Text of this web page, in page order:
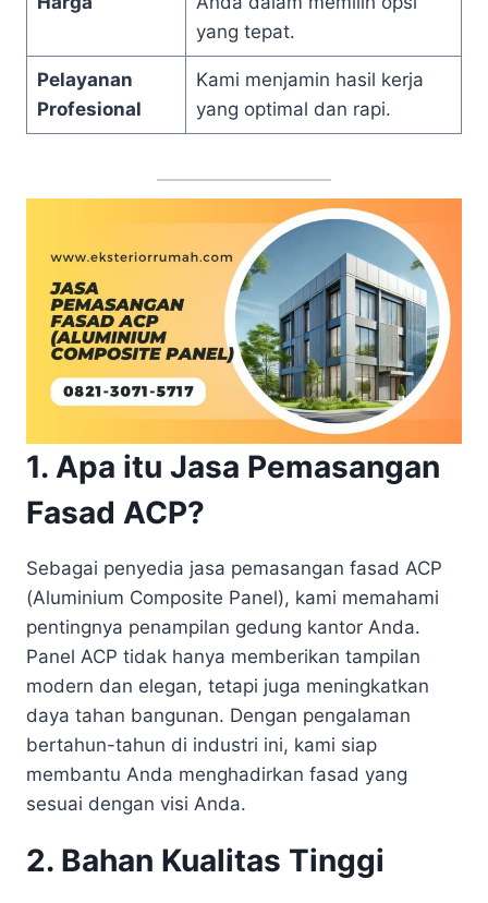
yang tepat.
Pelayanan
Profesional
Kami menjamin hasil kerja
yang optimal dan rapi.
1. Apa itu Jasa Pemasangan
Fasad ACP?
Sebagai penyedia jasa pemasangan fasad ACP
(Aluminium Composite Panel), kami memahami
pentingnya penampilan gedung kantor Anda.
Panel ACP tidak hanya memberikan tampilan
modern dan elegan, tetapi juga meningkatkan
daya tahan bangunan. Dengan pengalaman
bertahun-tahun di industri ini, kami siap
membantu Anda menghadirkan fasad yang
sesuai dengan visi Anda.
2. Bahan Kualitas Tinggi